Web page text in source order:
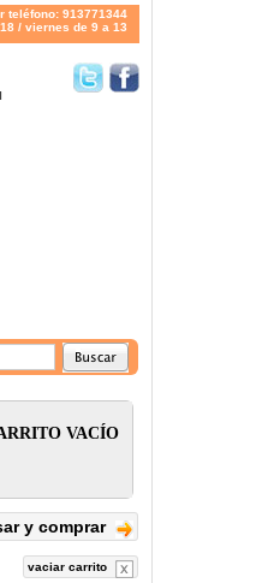
teléfono: 913771344
/ viernes de 9 a 13
y comprar
vaciar carrito